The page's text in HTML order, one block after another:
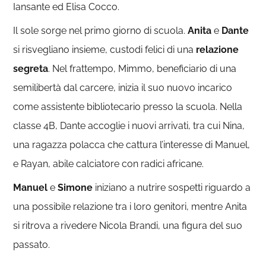
Iansante ed Elisa Cocco.
Il sole sorge nel primo giorno di scuola.Anita e Dante
si risvegliano insieme, custodi felici di una relazione
segreta. Nel frattempo, Mimmo, beneficiario di una
semilibertà dal carcere, inizia il suo nuovo incarico
come assistente bibliotecario presso la scuola. Nella
classe 4B, Dante accoglie i nuovi arrivati, tra cui Nina,
una ragazza polacca che cattura l’interesse di Manuel,
e Rayan, abile calciatore con radici africane.
Manuel eSimone iniziano a nutrire sospetti riguardo a
una possibile relazione tra i loro genitori, mentre Anita
si ritrova a rivedere Nicola Brandi, una figura del suo
passato.